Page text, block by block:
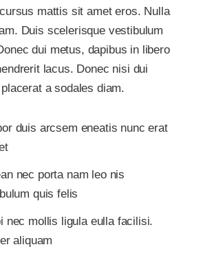
mattis sit amet eros. Nulla
Duis scelerisque vestibulum
dui metus, dapibus in libero
lacus. Donec nisi dui
a sodales diam.
duis arcsem eneatis nunc erat
nec porta nam leo nis
quis felis
nec mollis ligula eulla facilisi.
aliquam